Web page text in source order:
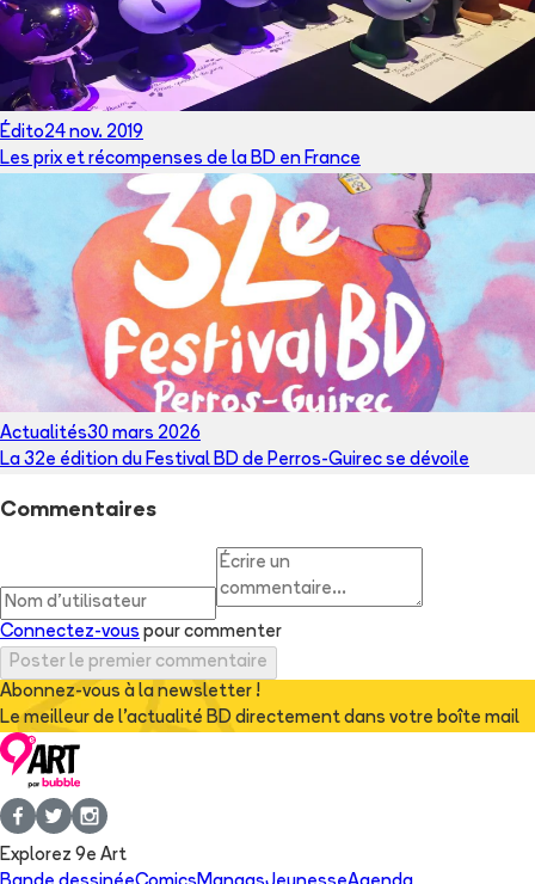
Édito24 nov. 2019
Les prix et récompenses de la BD en France
Actualités30 mars 2026
La 32e édition du Festival BD de Perros-Guirec se dévoile
Commentaires
Connectez-vous pour commenter
Poster le premier commentaire
Abonnez-vous à la newsletter !
Le meilleur de l'actualité BD directement dans votre boîte mail
Explorez 9e Art